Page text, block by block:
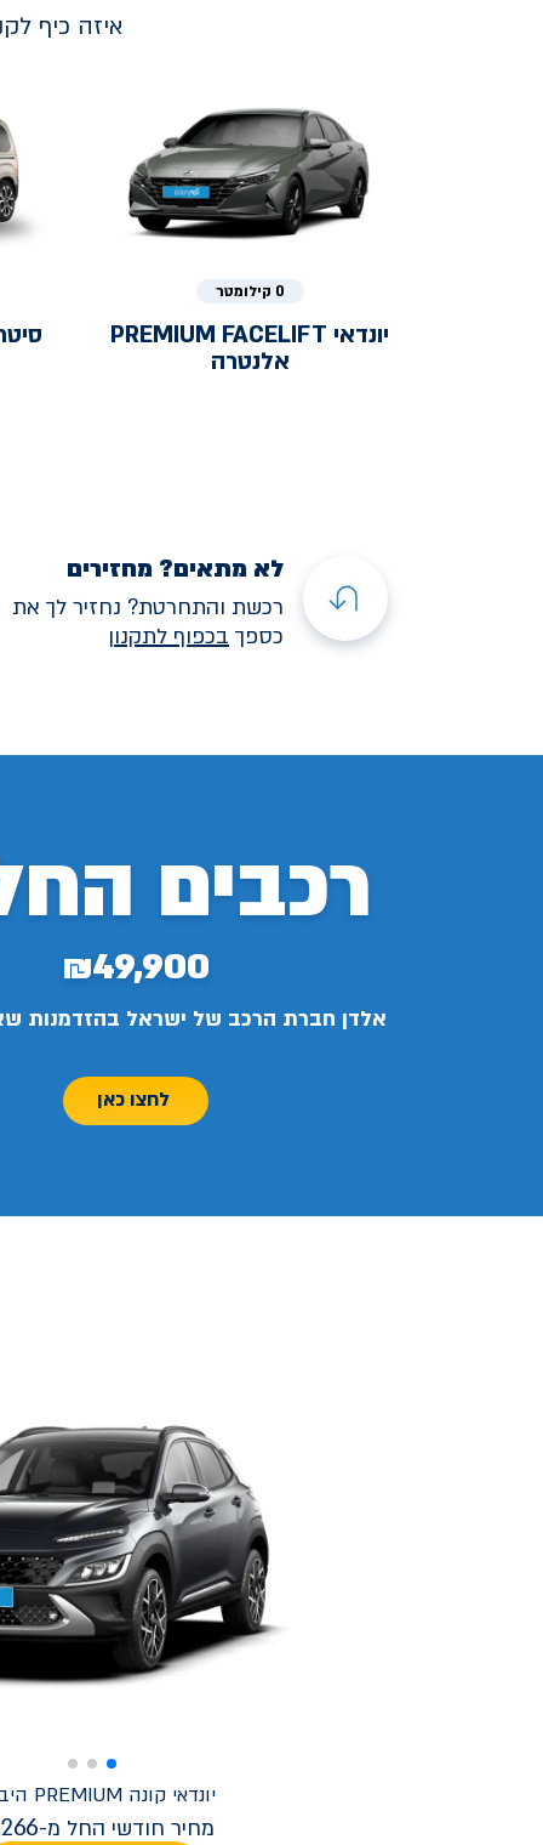
איזה כיף
0 קילומטר
יונדאי PREMIUM FACELIFT
אלנטרה
לא מתאים? מחזירים
רכשת והתחרטת? נחזיר לך את
כספך בכפוף לתקנון
רכבים
₪49,900
אלדן חברת הרכב של ישראל בהזדמנות
לחצו כאן
יונדאי קונה PREMIUM היברידי
מחיר חודשי החל מ-